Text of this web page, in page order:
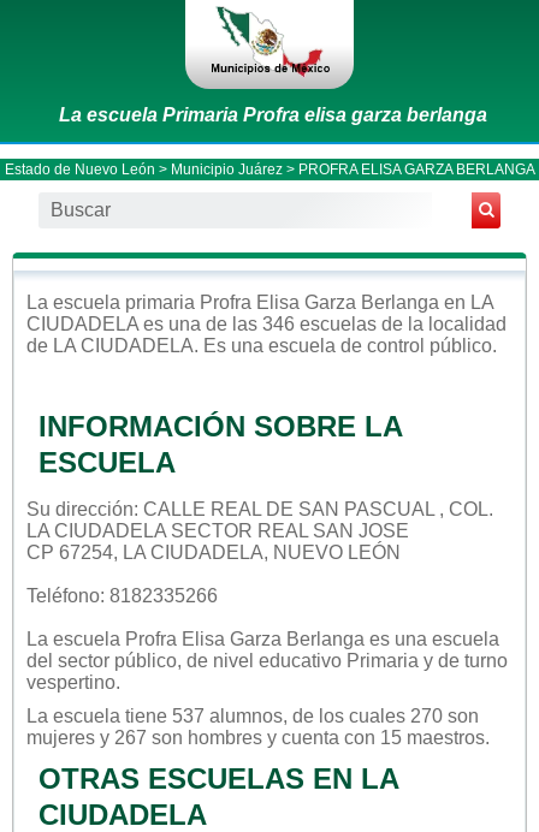
La escuela Primaria Profra elisa garza berlanga
Estado de Nuevo León > Municipio Juárez> PROFRA ELISA GARZA BERLANGA
La escuela primaria Profra Elisa Garza Berlanga en LA
CIUDADELA es una de las 346 escuelas de la localidad
de LA CIUDADELA. Es una escuela de control público.
INFORMACIÓN SOBRE LA
ESCUELA
Su dirección: CALLE REAL DE SAN PASCUAL , COL.
LA CIUDADELA SECTOR REAL SAN JOSE
CP 67254, LA CIUDADELA, NUEVO LEÓN
Teléfono: 8182335266
La escuela Profra Elisa Garza Berlanga es una escuela
del sector público, de nivel educativo Primaria y de turno
vespertino.
La escuela tiene 537 alumnos, de los cuales 270 son
mujeres y 267 son hombres y cuenta con 15 maestros.
OTRAS ESCUELAS EN LA
CIUDADELA